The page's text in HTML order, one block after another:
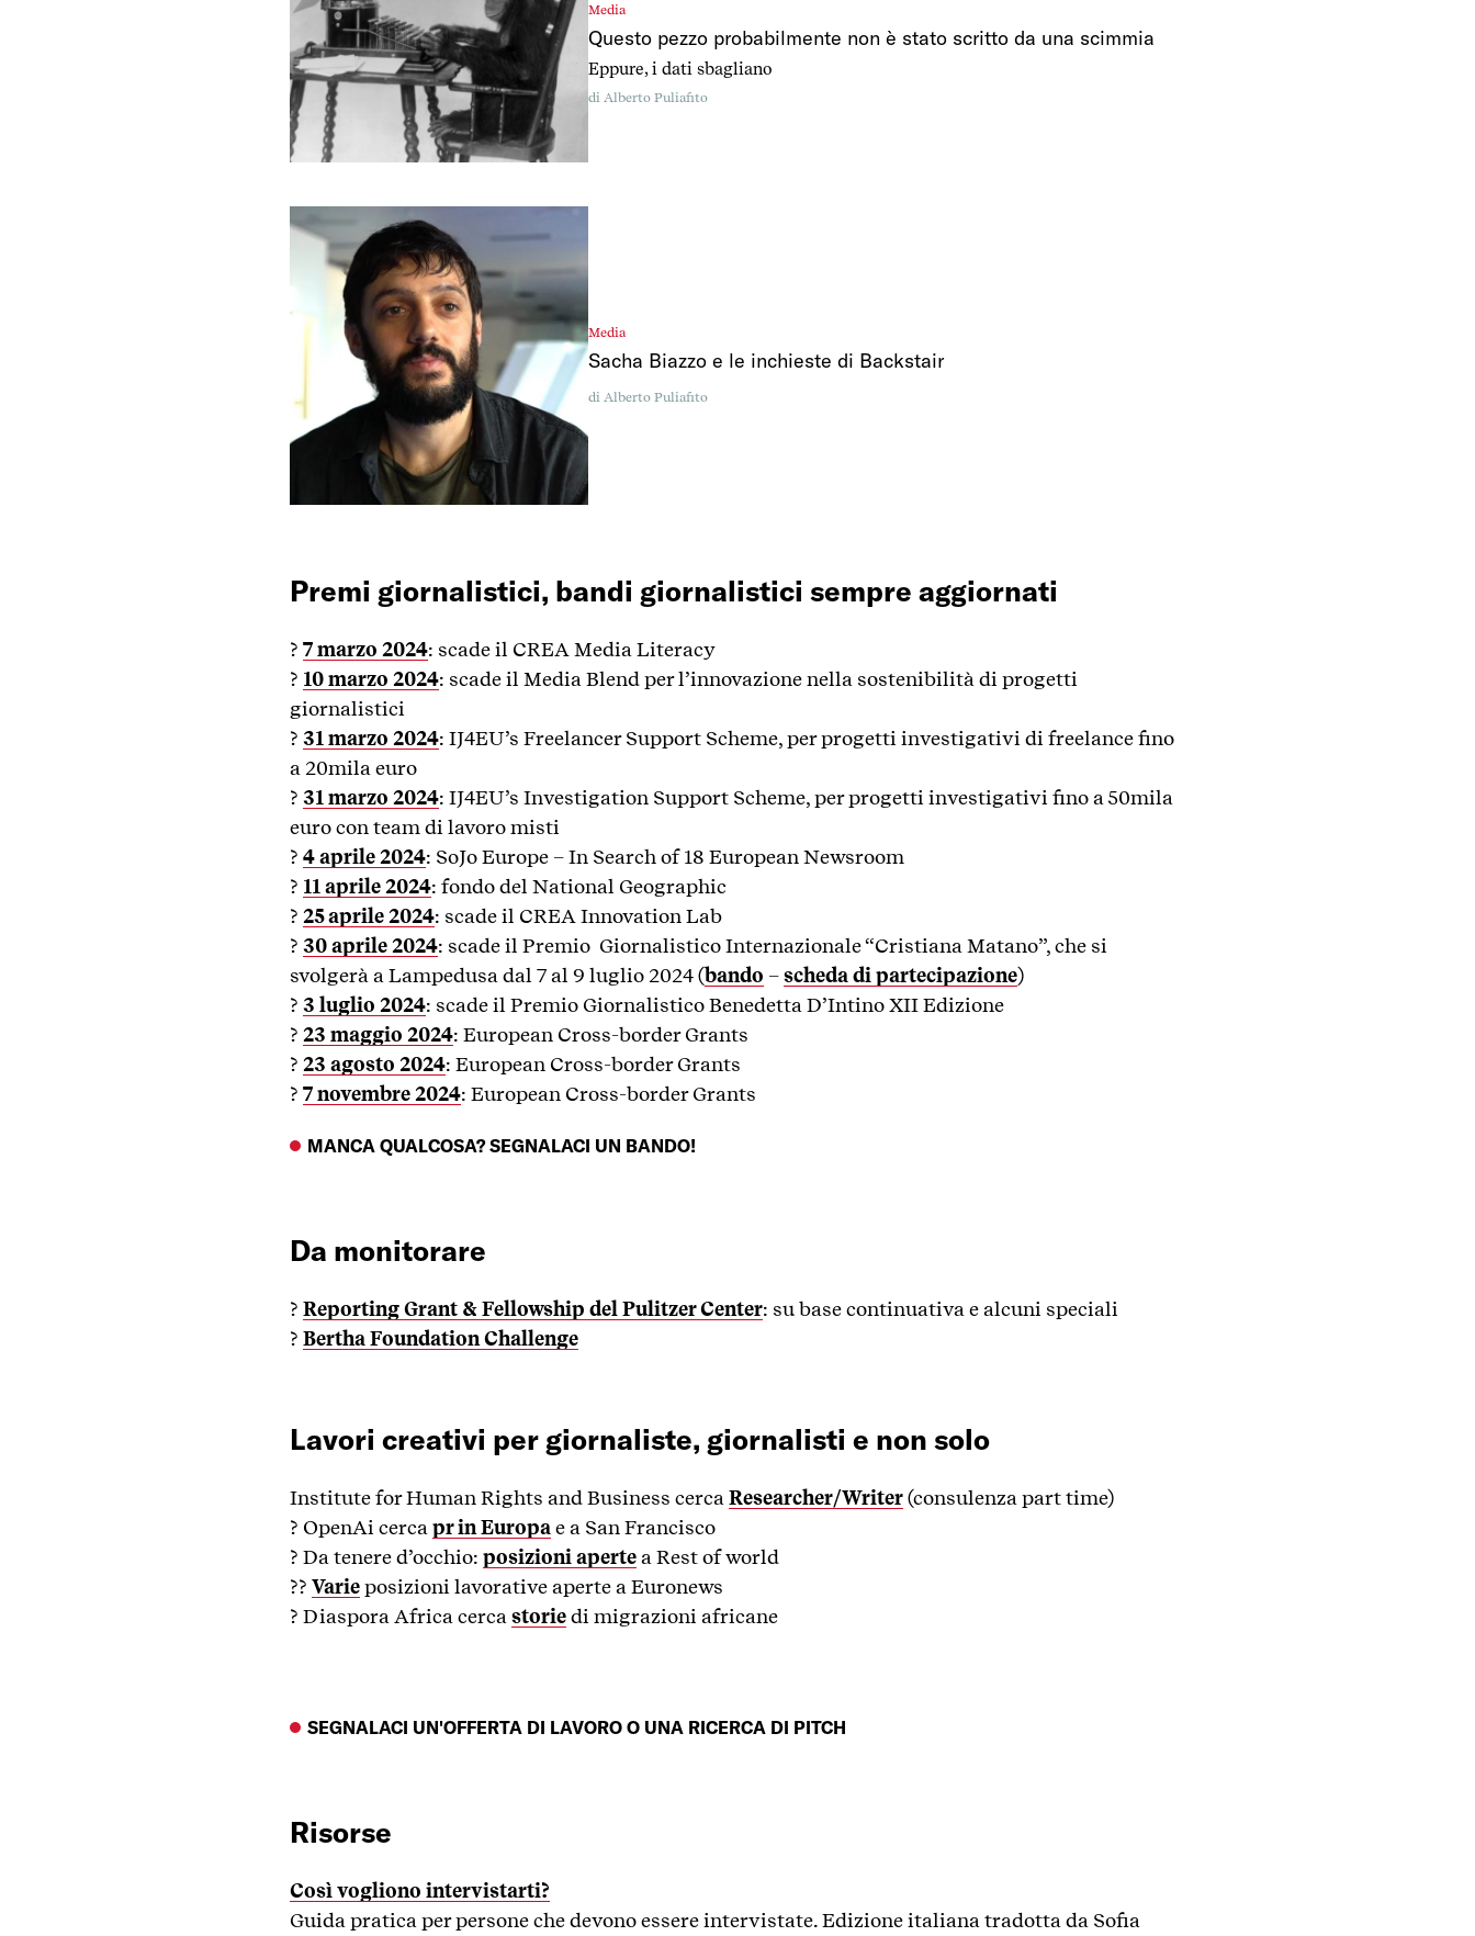
Media
Questo pezzo probabilmente non è stato scritto da una scimmia
Eppure, i dati sbagliano
di Alberto Puliafito
Media
Sacha Biazzo e le inchieste di Backstair
di Alberto Puliafito
Premi giornalistici, bandi giornalistici sempre aggiornati
? 7 marzo 2024: scade il CREA Media Literacy
? 10 marzo 2024: scade il Media Blend per l’innovazione nella sostenibilità di progetti
giornalistici
? 31 marzo 2024: IJ4EU’s Freelancer Support Scheme, per progetti investigativi di freelance fino
a 20mila euro
? 31 marzo 2024: IJ4EU’s Investigation Support Scheme, per progetti investigativi fino a 50mila
euro con team di lavoro misti
? 4 aprile 2024: SoJo Europe – In Search of 18 European Newsroom
? 11 aprile 2024: fondo del National Geographic
? 25 aprile 2024: scade il CREA Innovation Lab
? 30 aprile 2024: scade il Premio Giornalistico Internazionale “Cristiana Matano”, che si
svolgerà a Lampedusa dal 7 al 9 luglio 2024 (bando –scheda di partecipazione)
? 3 luglio 2024: scade il Premio Giornalistico Benedetta D’Intino XII Edizione
? 23 maggio 2024: European Cross-border Grants
? 23 agosto 2024: European Cross-border Grants
? 7 novembre 2024: European Cross-border Grants
MANCA QUALCOSA? SEGNALACI UN BANDO!
Da monitorare
? Reporting Grant & Fellowship del Pulitzer Center: su base continuativa e alcuni speciali
? Bertha Foundation Challenge
Lavori creativi per giornaliste, giornalisti e non solo
Institute for Human Rights and Business cercaResearcher/Writer(consulenza part time)
? OpenAi cercapr in Europae a San Francisco
? Da tenere d’occhio: posizioni apertea Rest of world
?? Varieposizioni lavorative aperte a Euronews
? Diaspora Africa cercastoriedi migrazioni africane
SEGNALACI UN'OFFERTA DI LAVORO O UNA RICERCA DI PITCH
Risorse
Così vogliono intervistarti?
Guida pratica per persone che devono essere intervistate. Edizione italiana tradotta da Sofia